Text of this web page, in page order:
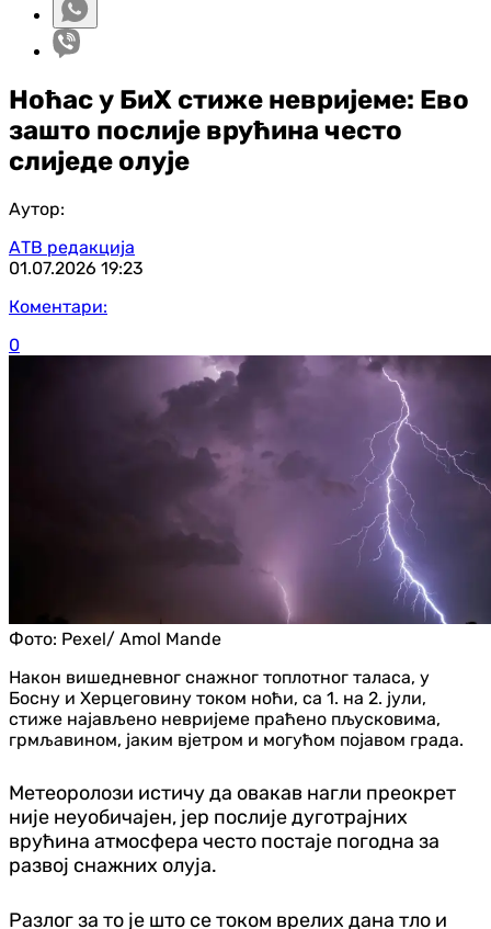
Ноћас у БиХ стиже невријеме: Ево
зашто послије врућина често
слиједе олује
Аутор:
АТВ редакција
01.07.2026 19:23
Коментари:
0
Фото: Pexel/ Amol Mande
Након вишедневног снажног топлотног таласа, у
Босну и Херцеговину током ноћи, са 1. на 2. јули,
стиже најављено невријеме праћено пљусковима,
грмљавином, јаким вјетром и могућом појавом града.
Метеоролози истичу да овакав нагли преокрет
није неуобичајен, јер послије дуготрајних
врућина атмосфера често постаје погодна за
развој снажних олуја.
Разлог за то је што се током врелих дана тло и